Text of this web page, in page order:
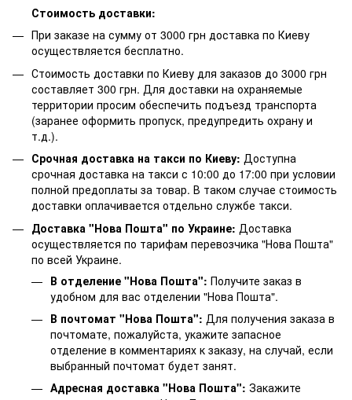
Стоимость доставки:
При заказе на сумму от 3000 грн доставка по Киеву
осуществляется бесплатно.
Стоимость доставки по Киеву для заказов до 3000 грн
составляет 300 грн. Для доставки на охраняемые
территории просим обеспечить подъезд транспорта
(заранее оформить пропуск, предупредить охрану и
т.д.).
Срочная доставка на такси по Киеву: Доступна
срочная доставка на такси с 10:00 до 17:00 при условии
полной предоплаты за товар. В таком случае стоимость
доставки оплачивается отдельно службе такси.
Доставка "Нова Пошта" по Украине: Доставка
осуществляется по тарифам перевозчика "Нова Пошта"
по всей Украине.
В отделение "Нова Пошта": Получите заказ в
удобном для вас отделении "Нова Пошта".
В почтомат "Нова Пошта": Для получения заказа в
почтомате, пожалуйста, укажите запасное
отделение в комментариях к заказу, на случай, если
выбранный почтомат будет занят.
Адресная доставка "Нова Пошта": Закажите